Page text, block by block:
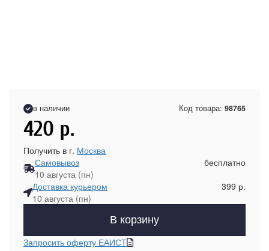
в наличии Код товара: 98765
420 р.
Получить в г. Москва
Самовывоз
10 августа (пн)
бесплатно
Доставка курьером
10 августа (пн)
399 р.
В корзину
Запросить оферту ЕАИСТ